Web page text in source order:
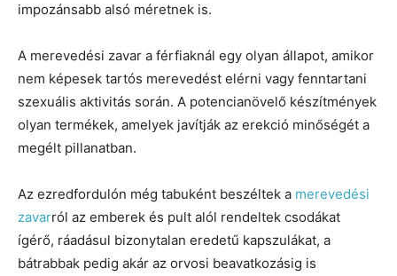
impozánsabb alsó méretnek is.
A merevedési zavar a férfiaknál egy olyan állapot, amikor
nem képesek tartós merevedést elérni vagy fenntartani
szexuális aktivitás során. A potencianövelő készítmények
olyan termékek, amelyek javítják az erekció minőségét a
megélt pillanatban.
Az ezredfordulón még tabuként beszéltek a merevedési
zavarról az emberek és pult alól rendeltek csodákat
ígérő, ráadásul bizonytalan eredetű kapszulákat, a
bátrabbak pedig akár az orvosi beavatkozásig is